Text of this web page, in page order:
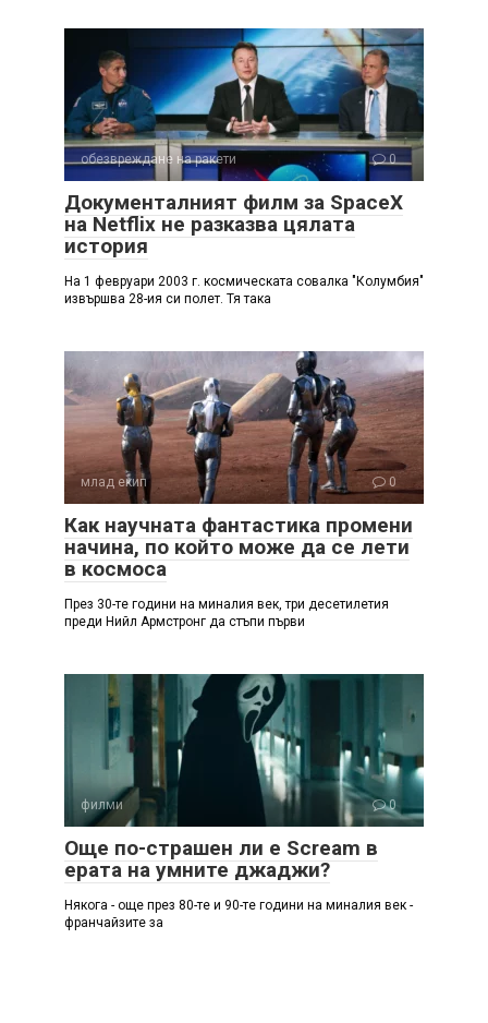
обезвреждане на ракети 0
Документалният филм за SpaceX
на Netflix не разказва цялата
история
На 1 февруари 2003 г. космическата совалка "Колумбия"
извършва 28-ия си полет. Тя така
млад екип 0
Как научната фантастика промени
начина, по който може да се лети
в космоса
През 30-те години на миналия век, три десетилетия
преди Нийл Армстронг да стъпи първи
филми 0
Още по-страшен ли е Scream в
ерата на умните джаджи?
Някога - още през 80-те и 90-те години на миналия век -
франчайзите за